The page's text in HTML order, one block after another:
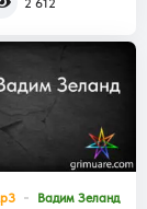
2 612
Вадим Зеланд